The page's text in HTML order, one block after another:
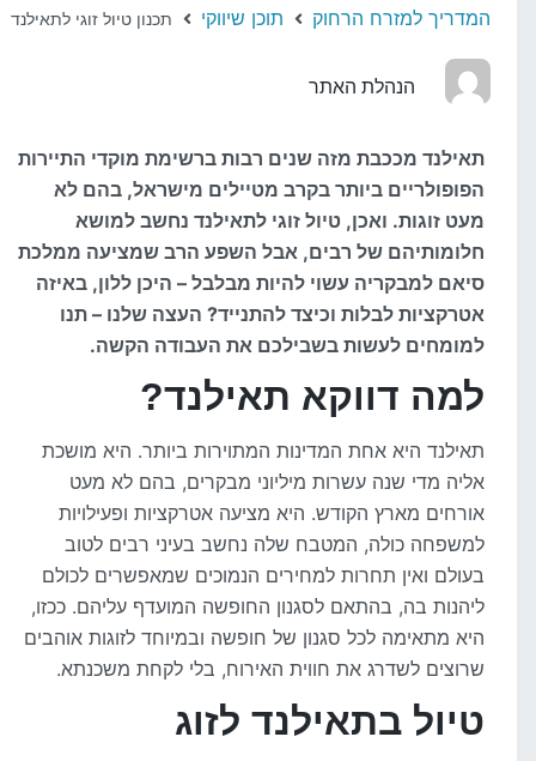
המדריך למזרח הרחוק תוכן שיווקי תכנון טיול זוגי לתאילנד
הנהלת האתר
תאילנד מככבת מזה שנים רבות ברשימת מוקדי התיירות
הפופולריים ביותר בקרב מטיילים מישראל, בהם לא
מעט זוגות. ואכן, טיול זוגי לתאילנד נחשב למושא
חלומותיהם של רבים, אבל השפע הרב שמציעה ממלכת
סיאם למבקריה עשוי להיות מבלבל – היכן ללון, באיזה
אטרקציות לבלות וכיצד להתנייד? העצה שלנו – תנו
למומחים לעשות בשבילכם את העבודה הקשה.
למה דווקא תאילנד?
תאילנד היא אחת המדינות המתוירות ביותר. היא מושכת
אליה מדי שנה עשרות מיליוני מבקרים, בהם לא מעט
אורחים מארץ הקודש. היא מציעה אטרקציות ופעילויות
למשפחה כולה, המטבח שלה נחשב בעיני רבים לטוב
בעולם ואין תחרות למחירים הנמוכים שמאפשרים לכולם
ליהנות בה, בהתאם לסגנון החופשה המועדף עליהם. ככזו,
היא מתאימה לכל סגנון של חופשה ובמיוחד לזוגות אוהבים
שרוצים לשדרג את חווית האירוח, בלי לקחת משכנתא.
טיול בתאילנד לזוג